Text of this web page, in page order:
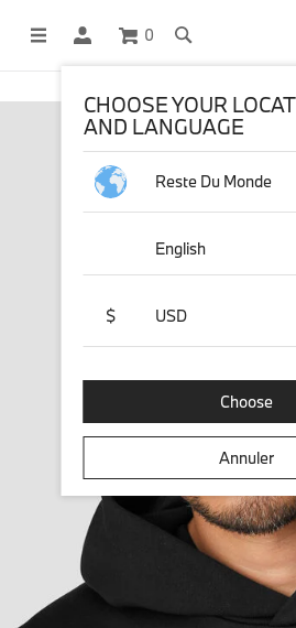
0
BOUTIQUE EN LIGNE GÉRÉE PAR
CHOOSE YOUR
AND LANGUAGE
Reste Du Monde
English
$ USD
Choose
Annuler